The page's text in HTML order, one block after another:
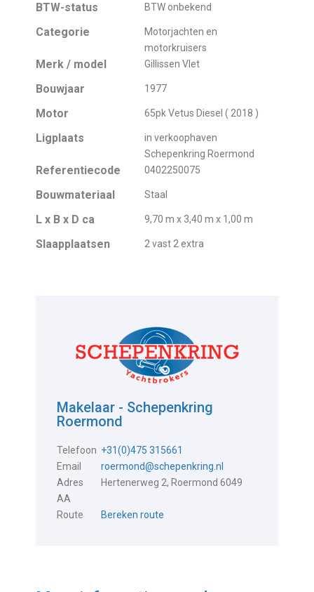
BTW-status BTW onbekend
Categorie
Motorjachten en
motorkruisers
Merk / model Gillissen Vlet
Bouwjaar 1977
Motor 65pk Vetus Diesel ( 2018 )
Ligplaats
in verkoophaven
Schepenkring Roermond
Referentiecode 0402250075
Bouwmateriaal Staal
L x B x D ca 9,70 m x 3,40 m x 1,00 m
Slaapplaatsen 2 vast 2 extra
Makelaar - Schepenkring
Roermond
Telefoon +31(0)475 315661
Email
roermond@schepenkring.nl
Adres
Hertenerweg 2, Roermond 6049
AA
Route
Bereken route